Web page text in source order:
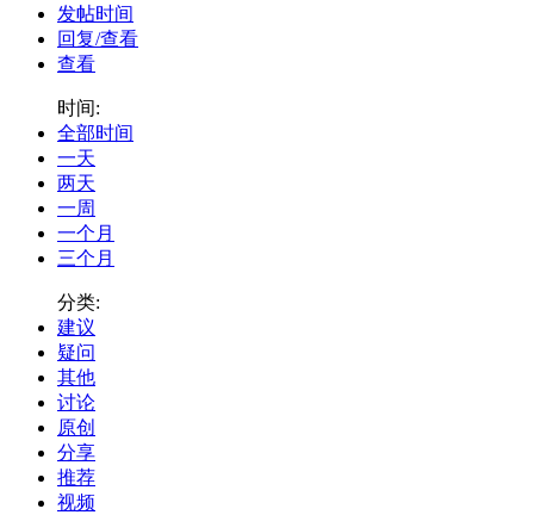
发帖时间
回复/查看
查看
时间:
全部时间
一天
两天
一周
一个月
三个月
分类:
建议
疑问
其他
讨论
原创
分享
推荐
视频